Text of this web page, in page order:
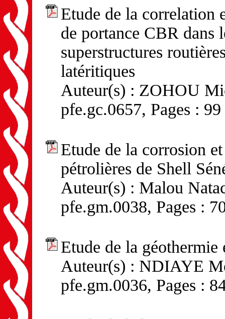
Etude de la correlation
de portance CBR dans
superstructures
latéritiques
Auteur(s) : ZOHOU
pfe.gc.0657, Pages : 99
Etude de la corrosion
pétrolières de Shell
Auteur(s) : Malou
pfe.gm.0038, Pages :
Etude de la
Auteur(s) : NDIAYE
pfe.gm.0036, Pages :